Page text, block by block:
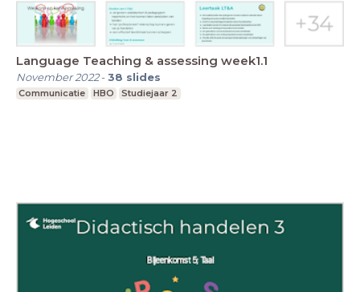
Language Teaching & assessing week1.1
November 2022-38 slides
Communicatie HBO Studiejaar 2